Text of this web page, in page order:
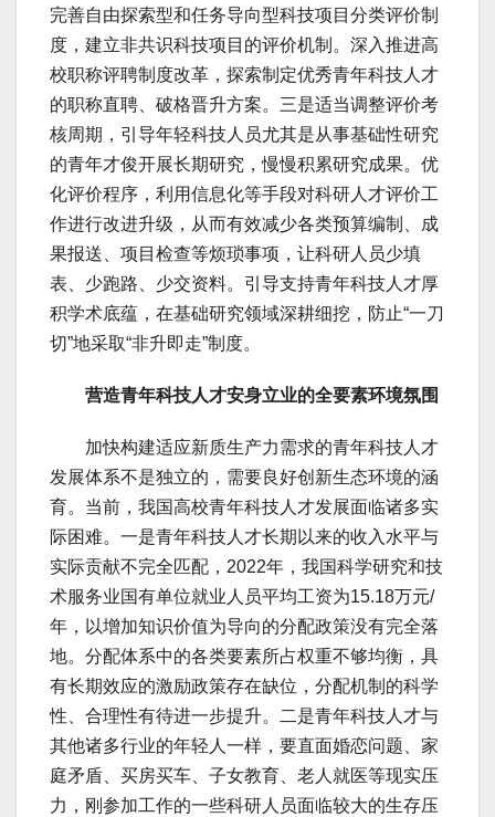
完善自由探索型和任务导向型科技项目分类评价制
度，建立非共识科技项目的评价机制。深入推进高
校职称评聘制度改革，探索制定优秀青年科技人才
的职称直聘、破格晋升方案。三是适当调整评价考
核周期，引导年轻科技人员尤其是从事基础性研究
的青年才俊开展长期研究，慢慢积累研究成果。优
化评价程序，利用信息化等手段对科研人才评价工
作进行改进升级，从而有效减少各类预算编制、成
果报送、项目检查等烦琐事项，让科研人员少填
表、少跑路、少交资料。引导支持青年科技人才厚
积学术底蕴，在基础研究领域深耕细挖，防止“一刀
切”地采取“非升即走”制度。
营造青年科技人才安身立业的全要素环境氛围
加快构建适应新质生产力需求的青年科技人才
发展体系不是独立的，需要良好创新生态环境的涵
育。当前，我国高校青年科技人才发展面临诸多实
际困难。一是青年科技人才长期以来的收入水平与
实际贡献不完全匹配，2022年，我国科学研究和技
术服务业国有单位就业人员平均工资为15.18万元/
年，以增加知识价值为导向的分配政策没有完全落
地。分配体系中的各类要素所占权重不够均衡，具
有长期效应的激励政策存在缺位，分配机制的科学
性、合理性有待进一步提升。二是青年科技人才与
其他诸多行业的年轻人一样，要直面婚恋问题、家
庭矛盾、买房买车、子女教育、老人就医等现实压
力，刚参加工作的一些科研人员面临较大的生存压